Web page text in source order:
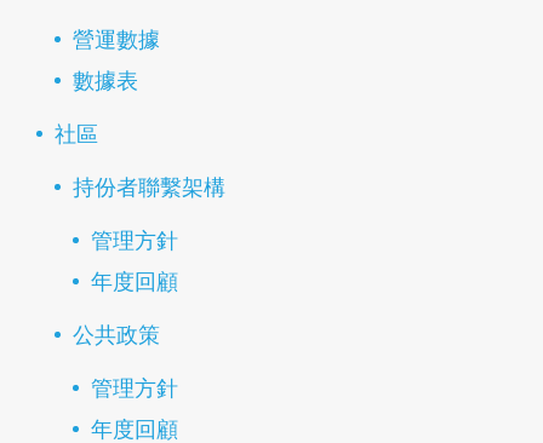
營運數據
數據表
社區
持份者聯繫架構
管理方針
年度回顧
公共政策
管理方針
年度回顧